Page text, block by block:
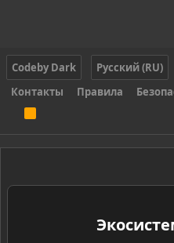
Codeby Dark
Русский (RU)
Контакты
Правила
S